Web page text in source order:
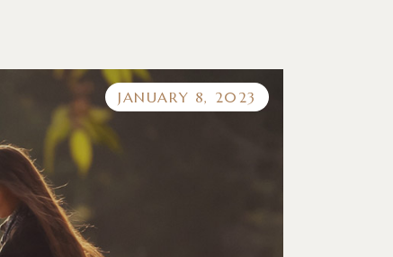
JANUARY 8, 2023